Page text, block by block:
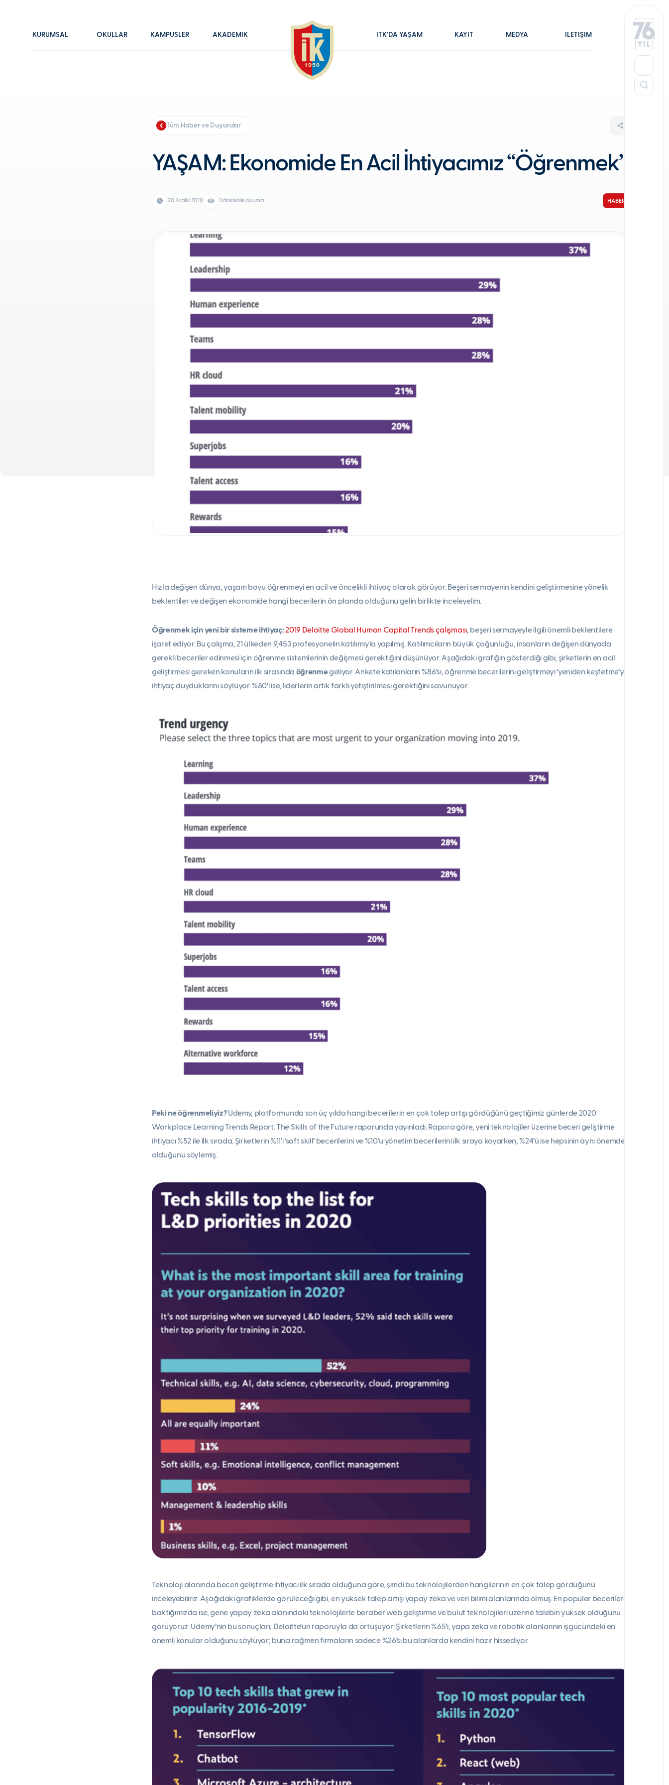
KURUMSAL OKULLAR KAMPÜSLER AKADEMİK İTK'DA YAŞAM KAYIT MEDYA İLETİŞİM
Tüm Haber ve Duyurular
YAŞAM: Ekonomide En Acil İhtiyacımız “Öğrenmek”
20 Aralık 2019 3 dakikalık okuma HABER
Hızla değişen dünya, yaşam boyu öğrenmeyi en acil ve öncelikli ihtiyaç olarak görüyor. Beşeri sermayenin kendini geliştirmesine yönelik
beklentiler ve değişen ekonomide hangi becerilerin ön planda olduğunu gelin birlikte inceleyelim.
Öğrenmek için yeni bir sisteme ihtiyaç:2019 Deloitte Global Human Capital Trends çalışması, beşeri sermayeyle ilgili önemli beklentilere
işaret ediyor. Bu çalışma, 21 ülkeden 9,453 profesyonelin katılımıyla yapılmış. Katılımcıların büyük çoğunluğu, insanların değişen dünyada
gerekli beceriler edinmesi için öğrenme sistemlerinin değişmesi gerektiğini düşünüyor. Aşağıdaki grafiğin gösterdiği gibi, şirketlerin en acil
geliştirmesi gereken konuların ilk sırasında öğrenmegeliyor. Ankete katılanların %86’sı, öğrenme becerilerini geliştirmeyi ‘yeniden keşfetme’ye
ihtiyaç duyduklarını söylüyor. %80’i ise, liderlerin artık farklı yetiştirilmesi gerektiğini savunuyor.
Peki ne öğrenmeliyiz?Udemy, platformunda son üç yılda hangi becerilerin en çok talep artışı gördüğünü geçtiğimiz günlerde 2020
Workplace Learning Trends Report: The Skills of the Future raporunda yayınladı. Rapora göre, yeni teknolojiler üzerine beceri geliştirme
ihtiyacı %52 ile ilk sırada. Şirketlerin %11’i ‘soft skill’ becerilerini ve %10’u yönetim becerilerini ilk sıraya koyarken, %24’ü ise hepsinin aynı önemde
olduğunu söylemiş.
Teknoloji alanında beceri geliştirme ihtiyacı ilk sırada olduğuna göre, şimdi bu teknolojilerden hangilerinin en çok talep gördüğünü
inceleyebiliriz. Aşağıdaki grafiklerde görüleceği gibi, en yüksek talep artışı yapay zeka ve veri bilimi alanlarında olmuş. En popüler becerilere
baktığımızda ise, gene yapay zeka alanındaki teknolojilerle beraber web geliştirme ve bulut teknolojileri üzerine talebin yüksek olduğunu
görüyoruz. Udemy’nin bu sonuçları, Deloitte’un raporuyla da örtüşüyor: Şirketlerin %65’i, yapa zeka ve robotik alanlarının işgücündeki en
önemli konular olduğunu söylüyor; buna rağmen firmaların sadece %26’sı bu alanlarda kendini hazır hissediyor.